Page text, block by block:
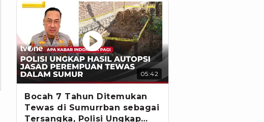
05:42
Bocah 7 Tahun Ditemukan
Tewas di Sumurrban sebagai
Tersangka, Polisi Ungkap